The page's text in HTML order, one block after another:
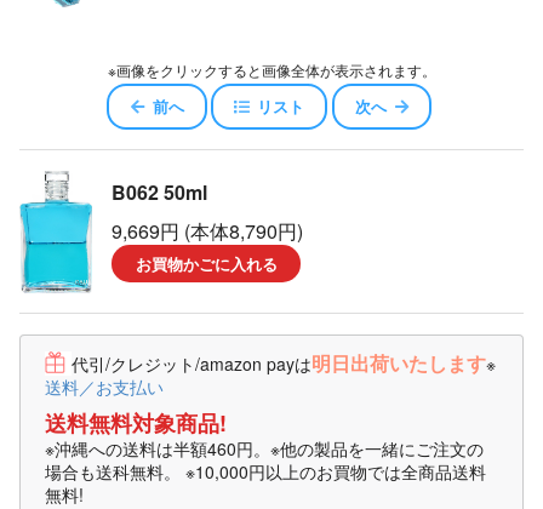
※画像をクリックすると画像全体が表示されます。
前へ リスト 次へ
B062 50ml
9,669円 (本体8,790円)
お買物かごに入れる
代引/クレジット/amazon payは明日出荷いたします※
送料／お支払い
送料無料対象商品!
※沖縄への送料は半額460円。※他の製品を一緒にご注文の
場合も送科無料。 ※10,000円以上のお買物では全商品送料
無料!